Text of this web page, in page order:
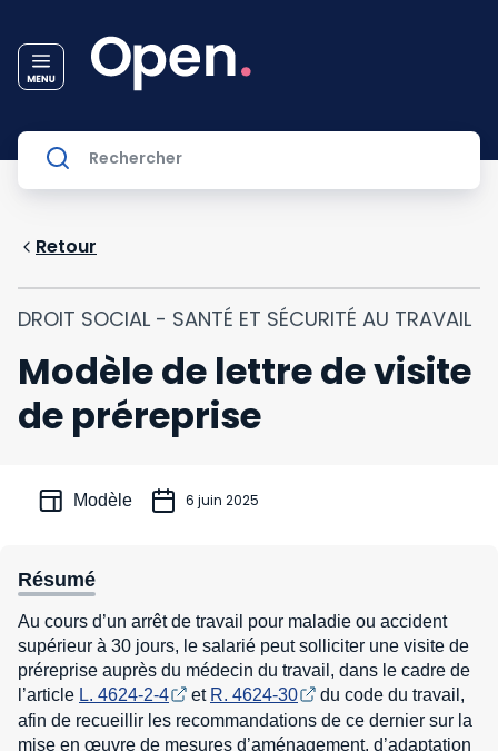
Retour
DROIT SOCIAL - SANTÉ ET SÉCURITÉ AU TRAVAIL
Modèle de lettre de visite
de préreprise
Modèle 6 juin 2025
Résumé
Au cours d’un arrêt de travail pour maladie ou accident
supérieur à 30 jours, le salarié peut solliciter une visite de
préreprise auprès du médecin du travail, dans le cadre de
l’article L. 4624-2-4 et R. 4624-30
du code du travail,
afin de recueillir les recommandations de ce dernier sur la
mise en œuvre de mesures d’aménagement, d’adaptation